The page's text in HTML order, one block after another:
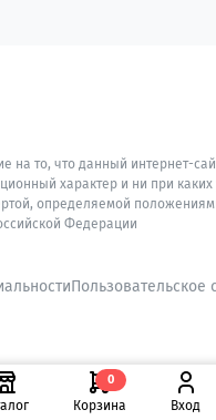
0
Корзина Вход
то, что данный интернет-
характер и ни при каких
определяемой
Федерации
Пользовательское